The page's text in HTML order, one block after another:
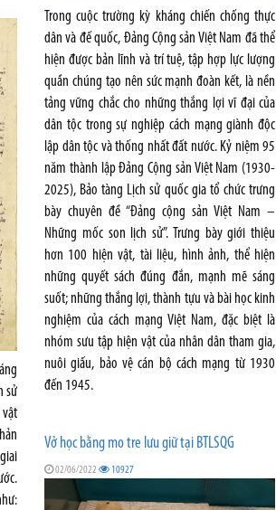
Trong cuộc trường kỳ kháng chiến chống thực
dân và đế quốc, Đảng Cộng sản Việt Nam đã thể
hiện được bản lĩnh và trí tuệ, tập hợp lực lượng
quần chúng tạo nên sức mạnh đoàn kết, là nền
tảng vững chắc cho những thắng lợi vĩ đại của
dân tộc trong sự nghiệp cách mạng giành độc
lập dân tộc và thống nhất đất nước. Kỷ niệm 95
năm thành lập Đảng Cộng sản Việt Nam (1930-
2025), Bảo tàng Lịch sử quốc gia tổ chức trưng
bày chuyên đề “Đảng cộng sản Việt Nam –
Những mốc son lịch sử”. Trưng bày giới thiệu
hơn 100 hiện vật, tài liệu, hình ảnh, thể hiện
những quyết sách đúng đắn, mạnh mẽ sáng
suốt; những thắng lợi, thành tựu và bài học kinh
nghiệm của cách mạng Việt Nam, đặc biệt là
nhóm sưu tập hiện vật của nhân dân tham gia,
nuôi giấu, bảo vệ cán bộ cách mạng từ 1930
đến 1945.
sử
Vở học bằng mo tre lưu giữ tại BTLSQG
02/06/2022 10927